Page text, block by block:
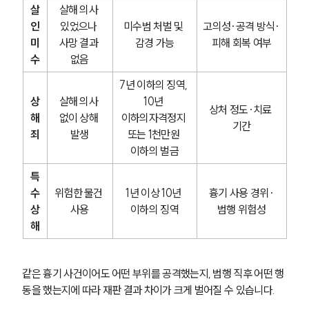
살
인
미
수
살해 의사
있었으나
사망 결과
없음
미수범 처벌 및
감경 가능
고의성·공격 방식·
피해 회복 여부
상
해
죄
살해 의사
없이 상해
발생
7년 이하의 징역,
10년
이하의자격정지
또는 1천만원
이하의 벌금
상처 정도·치료
기간
특
수
상
해
위험한 물건
사용
1년 이상 10년
이하의 징역
흉기 사용 경위·
범행 위험성
같은 흉기 사건이어도 어떤 부위를 공격했는지, 범행 직후 어떤 행
동을 했는지에 따라 재판 결과 차이가 크게 벌어질 수 있습니다.